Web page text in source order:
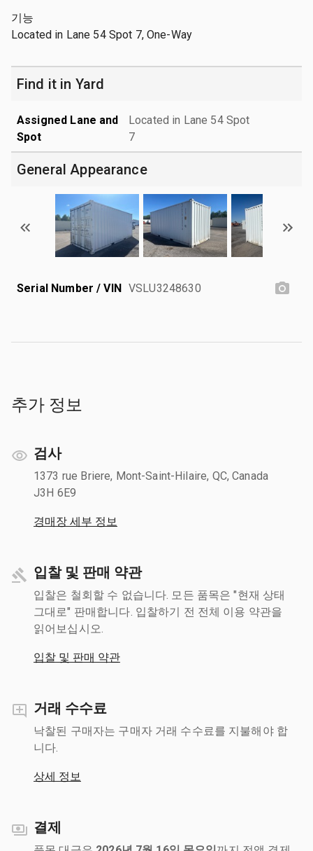
기능
Located in Lane 54 Spot 7, One-Way
Find it in Yard
Assigned Lane and
Spot
Located in Lane 54 Spot
7
General Appearance
Serial Number / VIN VSLU3248630
추가 정보
검사
1373 rue Briere, Mont-Saint-Hilaire, QC, Canada
J3H 6E9
경매장 세부 정보
입찰 및 판매 약관
입찰은 철회할 수 없습니다. 모든 품목은 "현재 상태
그대로" 판매합니다. 입찰하기 전 전체 이용 약관을
읽어보십시오.
입찰 및 판매 약관
거래 수수료
낙찰된 구매자는 구매자 거래 수수료를 지불해야 합
니다.
상세 정보
결제